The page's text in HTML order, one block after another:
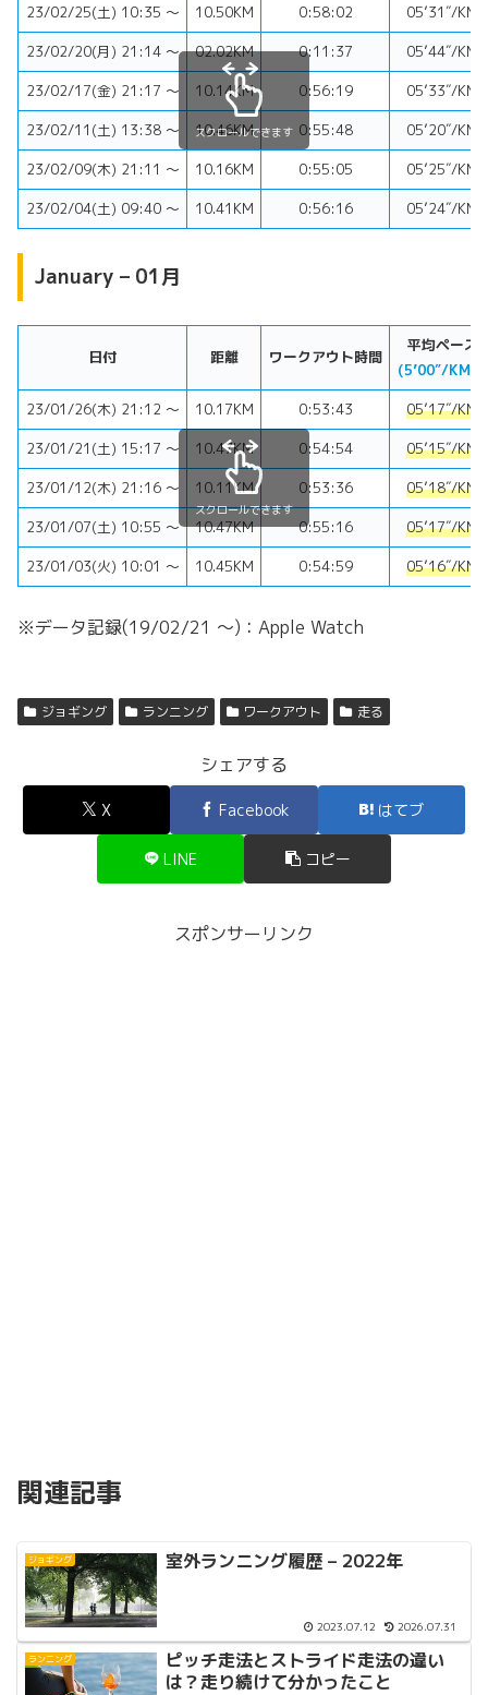
23/02/25(土) 10:35 〜
10.50KM 0:58:02
05’31″/KM
23/02/20(月) 21:14 〜
02.02KM 0:11:37
05’44″/KM
23/02/17(金) 21:17 〜
10.14KM 0:56:19
05’33″/KM
23/02/11(土) 13:38 〜
10.46KM 0:55:48
05’20″/KM
23/02/09(木) 21:11 〜
10.16KM 0:55:05
05’25″/KM
23/02/04(土) 09:40 〜
10.41KM 0:56:16 05’24″/KM
スクロールできます
January – 01月
日付 距離 ワークアウト時間
平均ペース
(5’00″/KM⬇︎)
23/01/26(木) 21:12 〜
10.17KM 0:53:43
05’17″/KM
23/01/21(土) 15:17 〜
10.47KM 0:54:54
05’15″/KM
23/01/12(木) 21:16 〜
10.11KM 0:53:36
05’18″/KM
23/01/07(土) 10:55 〜
10.47KM 0:55:16
05’17″/KM
23/01/03(火) 10:01 〜
10.45KM 0:54:59 05’16″/KM
スクロールできます
※データ記録(19/02/21 〜)：Apple Watch
ジョギング ランニング ワークアウト 走る
シェアする
X Facebook はてブ
LINE コピー
スポンサーリンク
関連記事
ジョギング 室外ランニング履歴 – 2022年
2023.07.12 2026.07.31
ランニング
ピッチ走法とストライド走法の違い
は？走り続けて分かったこと